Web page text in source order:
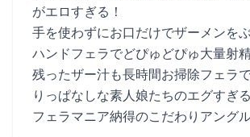
がエロすぎる！
手を使わずにお口だけでザーメンを
ハンドフェラでどぴゅどぴゅ大量射精
残ったザー汁も長時間お掃除フェラ
りっぱなしな素人娘たちのエグすぎ
フェラマニア納得のこだわりアングル